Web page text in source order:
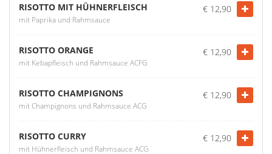
RISOTTO MIT HÜHNERFLEISCH
mit Paprika und Rahmsauce
€ 12,90
RISOTTO ORANGE
mit Kebapfleisch und Rahmsauce ACFG
€ 12,90
RISOTTO CHAMPIGNONS
mit Champignons und Rahmsauce ACG
€ 12,90
RISOTTO CURRY
mit Hühnerfleisch und Rahmsauce ACG
€ 12,90